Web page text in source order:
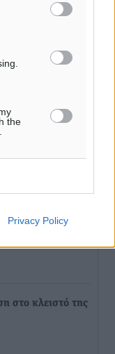
the
Privacy Policy
αλλάξουν άμεσα
στο κλειστό της